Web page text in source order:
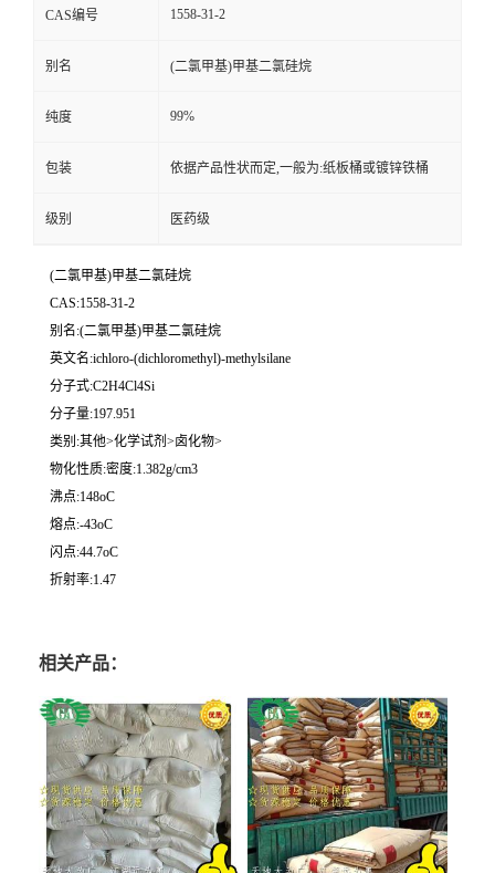
CAS编号 1558-31-2
别名 (二氯甲基)甲基二氯硅烷
纯度 99%
包装 依据产品性状而定,一般为:纸板桶或镀锌铁桶
级别 医药级
(二氯甲基)甲基二氯硅烷
CAS:1558-31-2
别名:(二氯甲基)甲基二氯硅烷
英文名:ichloro-(dichloromethyl)-methylsilane
分子式:C2H4Cl4Si
分子量:197.951
类别:其他>化学试剂>卤化物>
物化性质:密度:1.382g/cm3
沸点:148oC
熔点:-43oC
闪点:44.7oC
折射率:1.47
相关产品：